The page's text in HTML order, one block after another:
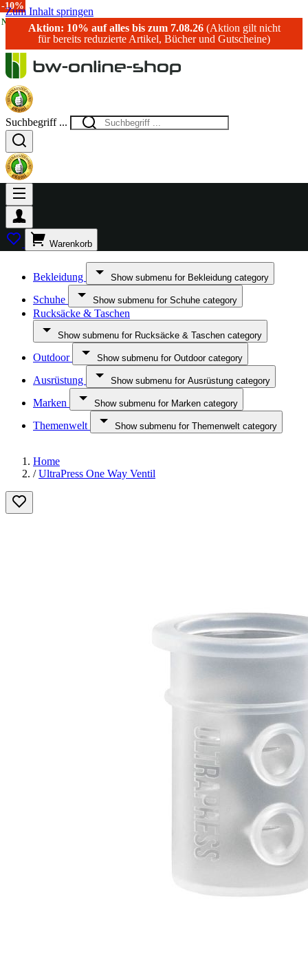
Zum Inhalt springen
Aktion: 10% auf alles bis zum 7.08.26(Aktion gilt nicht
für bereits reduzierte Artikel, Bücher und Gutscheine)
Suchbegriff ...
Warenkorb
Bekleidung Show submenu for Bekleidung category
Schuhe Show submenu for Schuhe category
Rucksäcke & Taschen
Show submenu for Rucksäcke & Taschen category
Outdoor Show submenu for Outdoor category
Ausrüstung Show submenu for Ausrüstung category
Marken Show submenu for Marken category
Themenwelt Show submenu for Themenwelt category
Home
/ UltraPress One Way Ventil
-10%
-20%
-10%
-10%
NEU!
-15%
-13%
-10%
-10%
NEU!
-10%
-10%